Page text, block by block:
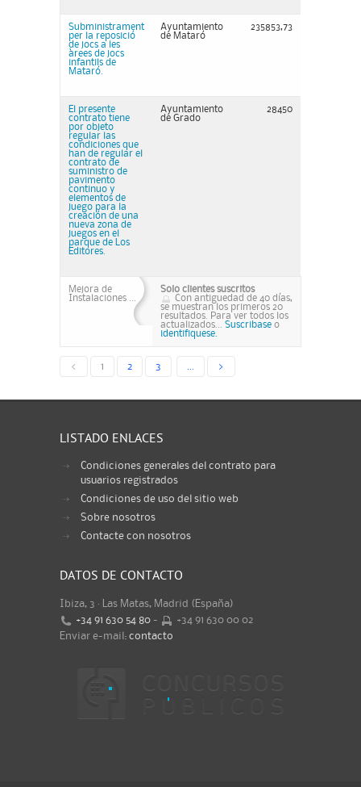
Subministrament
per la reposició
de jocs a les
àrees de jocs
infantils de
Mataró.
Ayuntamiento
de Mataró
235853,73
El presente
contrato tiene
por objeto
regular las
condiciones que
han de regular el
contrato de
suministro de
pavimento
continuo y
elementos de
juego para la
creación de una
nueva zona de
juegos en el
parque de Los
Editores.
Ayuntamiento
de Grado
28450
Mejora de
Instalaciones ...
Solo clientes suscritos
Con antiguedad de 40 días,
se muestran los primeros 20
resultados. Para ver todos los
actualizados... Suscribase o
identifiquese.
< 1 2 3 >
LISTADO ENLACES
Condiciones generales del contrato para
usuarios registrados
Condiciones de uso del sitio web
Sobre nosotros
Contacte con nosotros
DATOS DE CONTACTO
Ibiza, 3 · Las Matas, Madrid (España)
+34 91 630 54 80 -
+34 91 630 00 02
Enviar e-mail: contacto